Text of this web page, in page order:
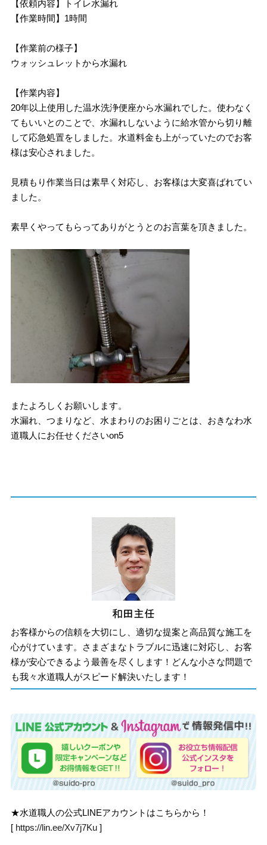
【依頼内容】トイレ水漏れ
【作業時間】1時間
【作業前の様子】
ウォッシュレットから水漏れ
【作業内容】
20年以上使用した温水洗浄便座から水漏れでした。使わなく
てもいいとのことで、水漏れしないように給水管から切り離
して応急処置をしました。水道料金も上がっていたのでお客
様は安心されました。
見積もり作業当日は素早く対応し、お客様は大変喜ばれてい
ました。
素早くやってもらってありがとうとのお言葉を頂きました。
またよろしくお願いします。
水漏れ、つまりなど、水まわりのお困りごとは、おきなわ水
道職人にお任せくださいon5
お客様からの信頼を大切にし、適切な提案と高品質な施工を
心がけています。さまざまなトラブルに迅速に対応し、お客
様が安心できるよう最善を尽くします！どんな小さな問題で
も我々水道職人がスピード解決いたします！
★水道職人の公式LINEアカウントはこちらから！
[ https://lin.ee/Xv7j7Ku ]